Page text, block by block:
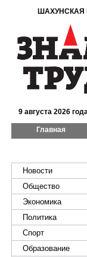
ШАХУНСКАЯ
9 августа 2026
Главная
Новости
Общество
Экономика
Политика
Спорт
Образование